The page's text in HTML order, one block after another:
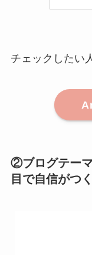
＼
チェックしたい
②ブログテー
目で自信がつく